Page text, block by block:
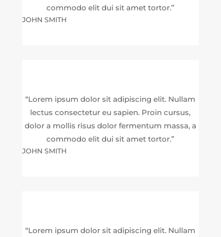
commodo elit dui sit amet tortor.”
JOHN SMITH
“Lorem ipsum dolor sit adipiscing elit. Nullam
lectus consectetur eu sapien. Proin cursus,
dolor a mollis risus dolor fermentum massa, a
commodo elit dui sit amet tortor.”
JOHN SMITH
“Lorem ipsum dolor sit adipiscing elit. Nullam